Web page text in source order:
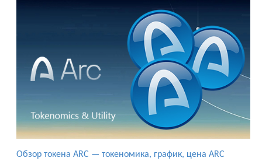
Обзор токена ARC — токеномика, график, цена ARC